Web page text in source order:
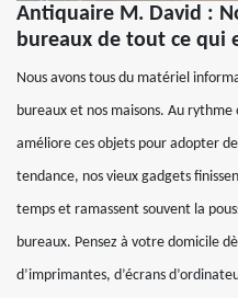
Antiquaire M. David :
bureaux de tout ce qui
Nous avons tous du matériel
bureaux et nos maisons. Au
améliore ces objets pour adopter
tendance, nos vieux gadgets
temps et ramassent souvent la
bureaux. Pensez à votre domicile
d’imprimantes, d’écrans